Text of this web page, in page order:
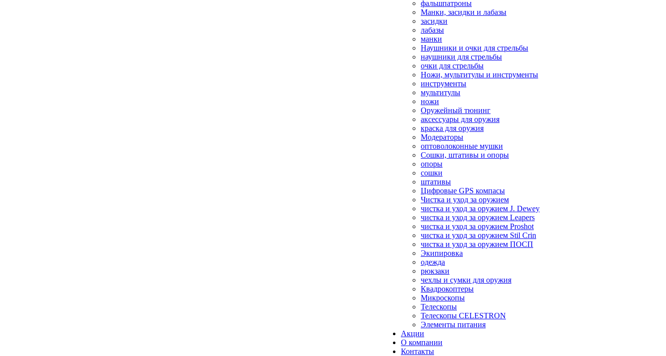
фальшпатроны
Манки, засидки и лабазы
засидки
лабазы
манки
Наушники и очки для стрельбы
наушники для стрельбы
очки для стрельбы
Ножи, мультитулы и инструменты
инструменты
мультитулы
ножи
Оружейный тюнинг
аксессуары для оружия
краска для оружия
Модераторы
оптоволоконные мушки
Сошки, штативы и опоры
опоры
сошки
штативы
Цифровые GPS компасы
Чистка и уход за оружием
чистка и уход за оружием J. Dewey
чистка и уход за оружием Leapers
чистка и уход за оружием Proshot
чистка и уход за оружием Stil Crin
чистка и уход за оружием ПОСП
Экипировка
одежда
рюкзаки
чехлы и сумки для оружия
Квадрокоптеры
Микроскопы
Телескопы
Телескопы CELESTRON
Элементы питания
Акции
О компании
Контакты